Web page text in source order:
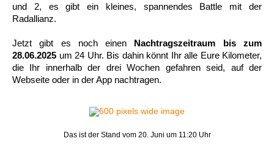
und 2, es gibt ein kleines, spannendes Battle mit der
Radallianz.
Jetzt gibt es noch einen Nachtragszeitraum bis zum
28.06.2025 um 24 Uhr. Bis dahin könnt Ihr alle Eure Kilometer,
die Ihr innerhalb der drei Wochen gefahren seid, auf der
Webseite oder in der App nachtragen.
Das ist der Stand vom 20. Juni um 11:20 Uhr